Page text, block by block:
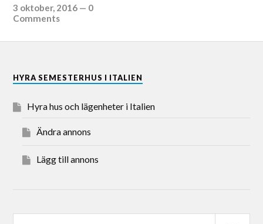
3 oktober, 2016 — 0
Comments
HYRA SEMESTERHUS I ITALIEN
Hyra hus och lägenheter i Italien
Ändra annons
Lägg till annons